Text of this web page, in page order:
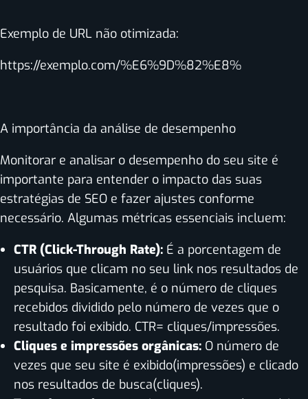
Exemplo de URL não otimizada:
https://exemplo.com/%E6%9D%82%E8%
A importância da análise de desempenho
Monitorar e analisar o desempenho do seu site é
importante para entender o impacto das suas
estratégias de SEO e fazer ajustes conforme
necessário. Algumas métricas essenciais incluem:
CTR (Click-Through Rate): É a porcentagem de
usuários que clicam no seu link nos resultados de
pesquisa. Basicamente, é o número de cliques
recebidos dividido pelo número de vezes que o
resultado foi exibido. CTR= cliques/impressões.
Cliques e impressões orgânicas: O número de
vezes que seu site é exibido(impressões) e clicado
nos resultados de busca(cliques).